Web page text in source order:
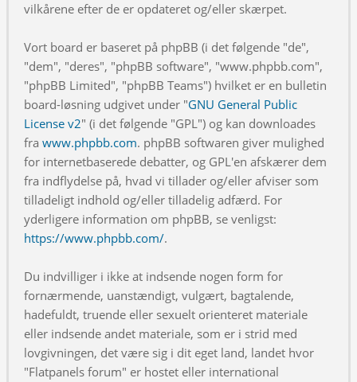
vilkårene efter de er opdateret og/eller skærpet.
Vort board er baseret på phpBB (i det følgende "de",
"dem", "deres", "phpBB software", "www.phpbb.com",
"phpBB Limited", "phpBB Teams") hvilket er en bulletin
board-løsning udgivet under "GNU General Public
License v2" (i det følgende "GPL") og kan downloades
fra www.phpbb.com. phpBB softwaren giver mulighed
for internetbaserede debatter, og GPL'en afskærer dem
fra indflydelse på, hvad vi tillader og/eller afviser som
tilladeligt indhold og/eller tilladelig adfærd. For
yderligere information om phpBB, se venligst:
https://www.phpbb.com/.
Du indvilliger i ikke at indsende nogen form for
fornærmende, uanstændigt, vulgært, bagtalende,
hadefuldt, truende eller sexuelt orienteret materiale
eller indsende andet materiale, som er i strid med
lovgivningen, det være sig i dit eget land, landet hvor
"Flatpanels forum" er hostet eller international